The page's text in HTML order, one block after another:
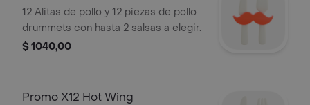
12 Alitas de pollo y 12 piezas de pollo
drummets con hasta 2 salsas a elegir.
$ 1040,00
Promo X12 Hot Wing